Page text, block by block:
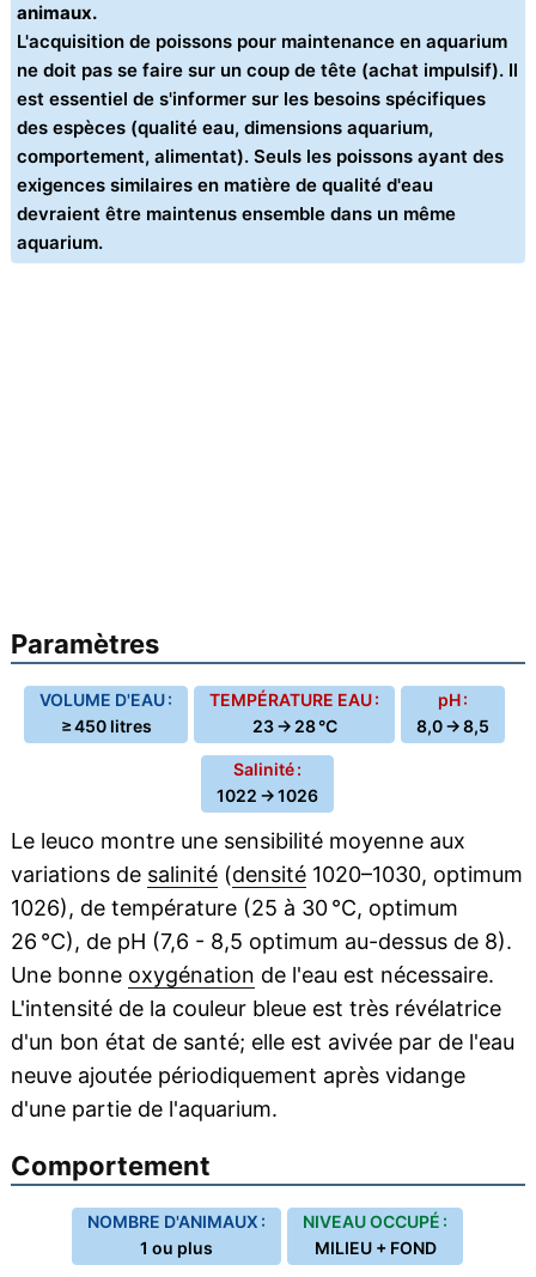
animaux.
L'acquisition de poissons pour maintenance en aquarium
ne doit pas se faire sur un coup de tête (achat impulsif). Il
est essentiel de s'informer sur les besoins spécifiques
des espèces (qualité eau, dimensions aquarium,
comportement, alimentat). Seuls les poissons ayant des
exigences similaires en matière de qualité d'eau
devraient être maintenus ensemble dans un même
aquarium.
Paramètres
VOLUME D'EAU :
≥ 450 litres
TEMPÉRATURE EAU :
23 → 28 °C
pH :
8,0 → 8,5
Salinité :
1022 → 1026
Le leuco montre une sensibilité moyenne aux
variations de salinité(densité1020–1030, optimum
1026), de température (25 à 30 °C, optimum
26 °C), de pH (7,6 - 8,5 optimum au-dessus de 8).
Une bonne oxygénation de l'eau est nécessaire.
L'intensité de la couleur bleue est très révélatrice
d'un bon état de santé; elle est avivée par de l'eau
neuve ajoutée périodiquement après vidange
d'une partie de l'aquarium.
Comportement
NOMBRE D'ANIMAUX :
1 ou plus
NIVEAU OCCUPÉ :
MILIEU + FOND